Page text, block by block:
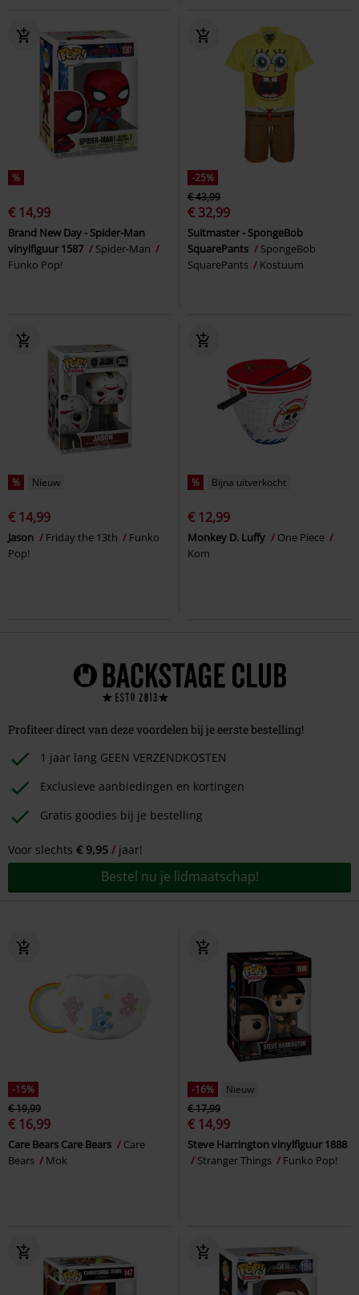
%
€ 14,99
Brand New Day - Spider-Man
vinylfiguur 1587
Spider-Man
Funko Pop!
-25%
€ 43,99
€ 32,99
Suitmaster - SpongeBob
SquarePants
SpongeBob
SquarePants
Kostuum
% Nieuw
€ 14,99
Jason Friday the 13th
Funko
Pop!
% Bijna uitverkocht
€ 12,99
Monkey D. Luffy
One Piece
Kom
Profiteer direct van deze voordelen bij je eerste bestelling!
1 jaar lang GEEN VERZENDKOSTEN
Exclusieve aanbiedingen en kortingen
Gratis goodies bij je bestelling
Voor slechts € 9,95 jaar!
Bestel nu je lidmaatschap!
-15%
€ 19,99
€ 16,99
Care Bears Care Bears
Care
Bears
Mok
-16%
Nieuw
€ 17,99
€ 14,99
Steve Harrington vinylfiguur 1888
Stranger Things
Funko Pop!